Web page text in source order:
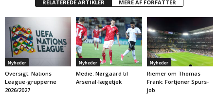
RELATEREDE ARTIKLER MERE AF FORFATTER
Nyheder
Oversigt: Nations
League-grupperne
2026/2027
Nyheder
Medie: Nørgaard til
Arsenal-lægetjek
Nyheder
Riemer om Thomas
Frank: Fortjener Spurs-
job